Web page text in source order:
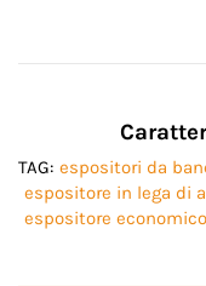
TAG: espositori da
espositore in lega di
espositore economico